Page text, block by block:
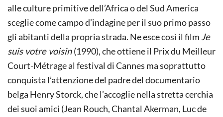
alle culture primitive dell’Africa o del Sud America
sceglie come campo d’indagine per il suo primo passo
gli abitanti della propria strada. Ne esce così il filmJe
suis votre voisin(1990), che ottiene il Prix du Meilleur
Court-Métrage al festival di Cannes ma soprattutto
conquista l’attenzione del padre del documentario
belga Henry Storck, che l’accoglie nella stretta cerchia
dei suoi amici (Jean Rouch, Chantal Akerman, Luc de